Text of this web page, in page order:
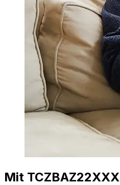
Mit TCZBAZ22XXX